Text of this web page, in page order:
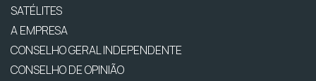
SATÉLITES
A EMPRESA
CONSELHO GERAL INDEPENDENTE
CONSELHO DE OPINIÃO